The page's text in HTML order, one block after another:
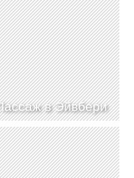
в Эйвбери